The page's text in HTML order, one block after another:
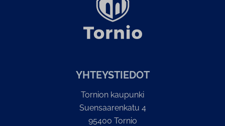
YH­TEYS­TIE­DOT
Tornion kaupunki
Suensaarenkatu 4
95400 Tornio